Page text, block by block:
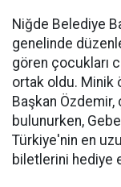
Niğde Belediye
genelinde
gören çocukları
ortak oldu. Minik
Başkan
bulunurken,
Türkiye'nin en
biletlerini hediye